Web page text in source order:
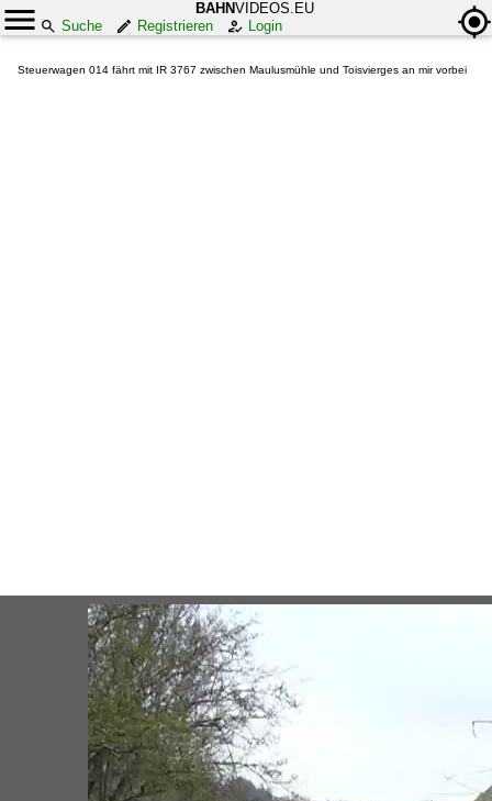
BAHNVIDEOS.EU
Suche
Registrieren Login
Steuerwagen 014 fährt mit IR 3767 zwischen Maulusmühle und Toisvierges an mir vorbei